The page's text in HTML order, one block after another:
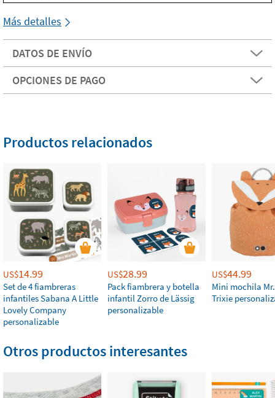
Más detalles
DATOS DE ENVÍO
OPCIONES DE PAGO
Productos relacionados
US$14.99
Set de 4 fiambreras
infantiles Sabana A Little
Lovely Company
personalizable
US$28.99
Pack fiambrera y botella
infantil Zorro de Lässig
personalizable
US$44.99
Mini mochila
Trixie
Otros productos interesantes